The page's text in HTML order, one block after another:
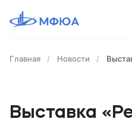
Главная Новости
Выставка